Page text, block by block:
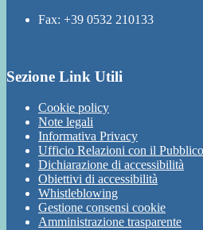
Fax: +39 0532 210133
Sezione Link Utili
Cookie policy
Note legali
Informativa Privacy
Ufficio Relazioni con il Pubblico
Dichiarazione di accessibilità
Obiettivi di accessibilità
Whistleblowing
Gestione consensi cookie
Amministrazione trasparente